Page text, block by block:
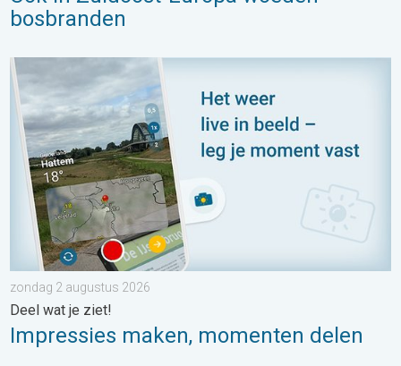
bosbranden
Impressies maken, momenten delen. Deel wat je ziet!. . .
zondag 2 augustus 2026
Deel wat je ziet!
Impressies maken, momenten delen